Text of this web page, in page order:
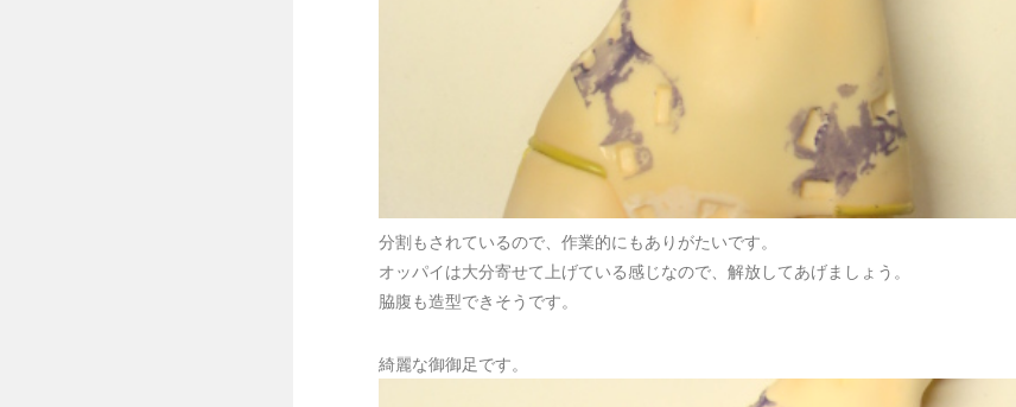
分割もされているので、作業的にもありがたいです。
オッパイは大分寄せて上げている感じなので、解放してあげましょう。
脇腹も造型できそうです。
綺麗な御御足です。